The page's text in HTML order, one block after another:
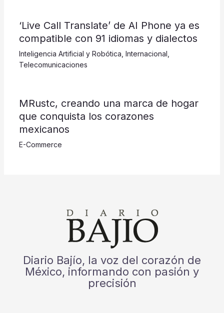
‘Live Call Translate’ de AI Phone ya es
compatible con 91 idiomas y dialectos
Inteligencia Artificial y Robótica Internacional
Telecomunicaciones
MRustc, creando una marca de hogar
que conquista los corazones
mexicanos
E-Commerce
Diario Bajío, la voz del corazón de
México, informando con pasión y
precisión